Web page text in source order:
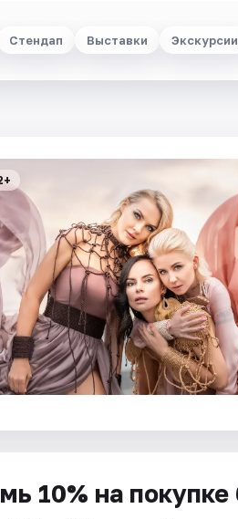
Стендап Выставки Экскурсии
10% на покупке